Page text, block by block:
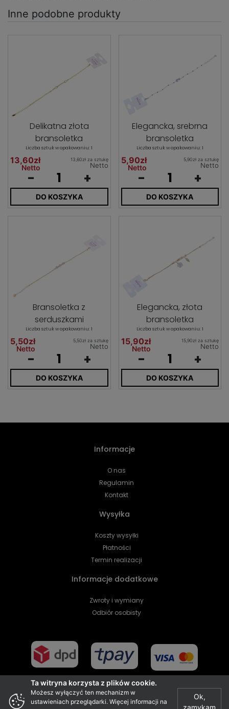
Inne podobne produkty
Delikatna złota
bransoletka
Liczba sztuk w opakowaniu: 1
13,60zł
Netto
13,60zł za sztukę
Netto
- +
DO KOSZYKA
Elegancka, srebrna
bransoletka
Liczba sztuk w opakowaniu: 1
5,90zł
Netto
5,90zł za sztukę
Netto
- +
DO KOSZYKA
Bransoletka z
serduszkami
Liczba sztuk w opakowaniu: 1
5,50zł
Netto
5,50zł za sztukę
Netto
- +
DO KOSZYKA
Elegancka, złota
bransoletka
Liczba sztuk w opakowaniu: 1
15,90zł
Netto
15,90zł za sztukę
Netto
- +
DO KOSZYKA
Informacje
O nas
Regulamin
Kontakt
Wysyłka
Koszty wysyłki
Płatności
Termin realizacji
Informacje dodatkowe
Zwroty i wymiany
Odbiór osobisty
Ta witryna korzysta z plików cookie.
Możesz wyłączyć ten mechanizm w
ustawieniach przeglądarki. Więcej informacji na
Ok,
zamykam